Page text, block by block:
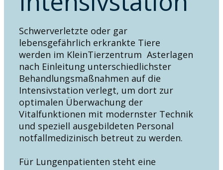
S​chwerverletzte oder gar
lebensgefährlich erkrankte Tiere
werden im KleinTierzentrum Asterlagen
nach Einleitung unterschiedlichster
Behandlungsmaßnahmen auf die
Intensivstation verlegt, um dort zur
optimalen Überwachung der
Vitalfunktionen mit modernster Technik
und speziell ausgebildeten Personal
notfallmedizinisch betreut zu werden.
Für Lungenpatienten steht eine